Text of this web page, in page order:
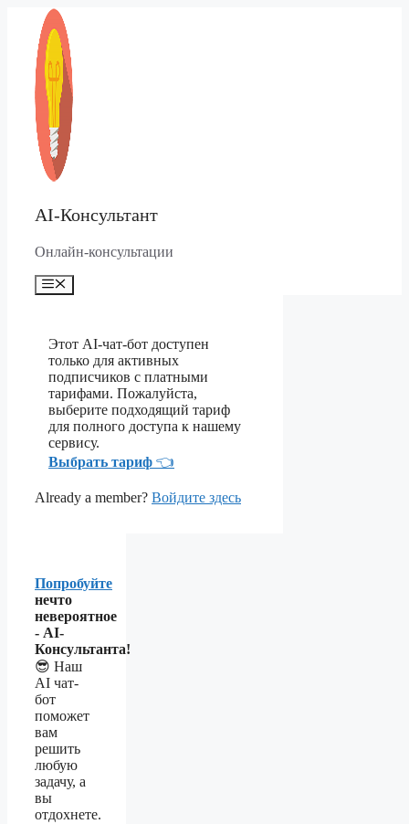
Перейти
содержимому
AI-Консультант
Онлайн-консультации
Меню
Этот AI-чат-бот доступен
только для активных
подписчиков с платными
тарифами. Пожалуйста,
выберите подходящий тариф
для полного доступа к нашему
сервису.
Выбрать тариф 👈
Already a member? Войдите здесь
Попробуйте
нечто
невероятное
- AI-
Консультанта!
😎 Наш
AI чат-
бот
поможет
вам
решить
любую
задачу, а
вы
отдохнете.